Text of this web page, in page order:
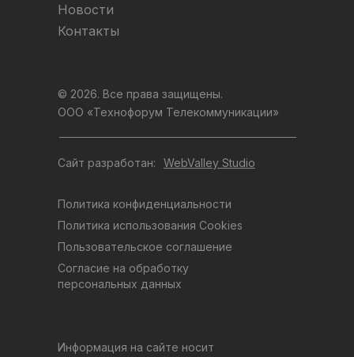
Новости
Контакты
Информация на сайте носит
Политика использования Cookies
Согласие на обработку
персональных данных
Пользовательское соглашение
Политика конфиденциальности
© 2026. Все права защищены.
ООО «Технофорум Телекоммуникации»
Сайт разработан: WebValley Studio